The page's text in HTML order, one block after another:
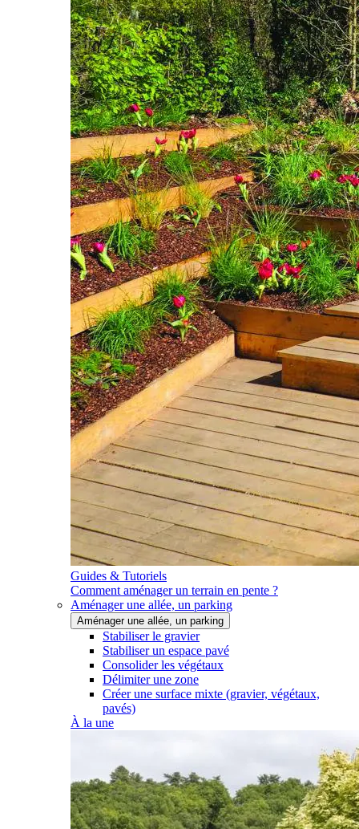
Guides & Tutoriels
Comment aménager un terrain en pente ?
Aménager une allée, un parking
Aménager une allée, un parking
Stabiliser le gravier
Stabiliser un espace pavé
Consolider les végétaux
Délimiter une zone
Créer une surface mixte (gravier, végétaux,
pavés)
À la une